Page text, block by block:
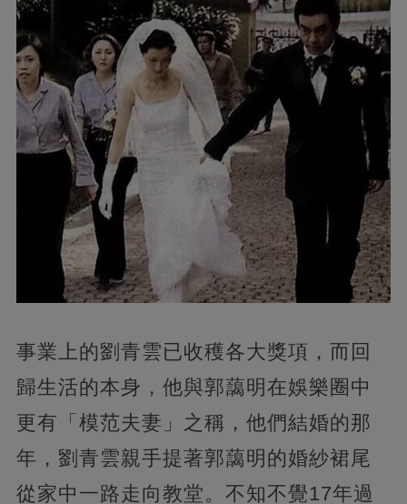
事業上的劉青雲已收穫各大獎項，而回
歸生活的本身，他與郭藹明在娛樂圈中
更有「模范夫妻」之稱，他們結婚的那
年，劉青雲親手提著郭藹明的婚紗裙尾
從家中一路走向教堂。不知不覺17年過